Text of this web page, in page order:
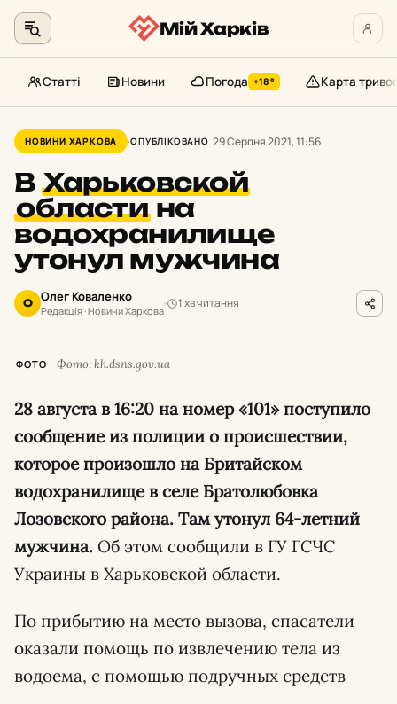
до
контенту
Мій Харків
Статті Новини Погода +18° Карта тривог
НОВИНИ ХАРКОВА ОПУБЛІКОВАНО 29 Серпня 2021, 11:56
В Харьковской
областина
водохранилище
утонул мужчина
О Олег Коваленко
Редакція · Новини Харкова
1 хв читання
ФОТО Фото: kh.dsns.gov.ua
28 августа в 16:20 на номер «101» поступило
сообщение из полиции о происшествии,
которое произошло на Бритайском
водохранилище в селе Братолюбовка
Лозовского района. Там утонул 64-летний
мужчина. Об этом сообщили в ГУ ГСЧС
Украины в Харьковской области.
По прибытию на место вызова, спасатели
оказали помощь по извлечению тела из
водоема, с помощью подручных средств